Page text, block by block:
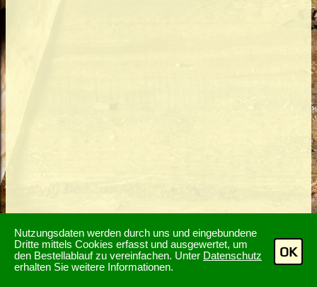
Nutzungsdaten werden durch uns und eingebundene
Dritte mittels Cookies erfasst und ausgewertet, um
den Bestellablauf zu vereinfachen. Unter Datenschutz
erhalten Sie weitere Informationen.
OK